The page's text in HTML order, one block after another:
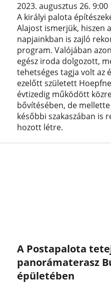
2023. augusztus 26. 9:00
A királyi palota
Alajost ismerjük, hiszen
napjainkban is zajló
program. Valójában
egész iroda dolgozott,
tehetséges tagja volt az
ezelőtt született
évtizedig működött
bővítésében, de
későbbi szakaszában is
hozott létre.
A Postapalota
panorámaterasz
épületében